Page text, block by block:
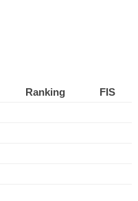
Ranking
FIS